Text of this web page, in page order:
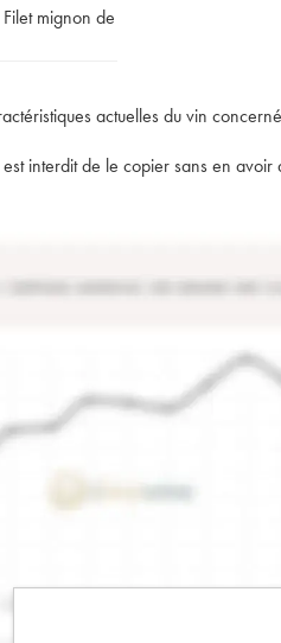
Filet mignon de
actuelles du vin
interdit de le copier sans en